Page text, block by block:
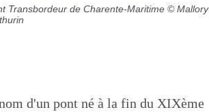
Transbordeur de Charente-Maritime © Mallory
d'un pont né à la fin du XIXème